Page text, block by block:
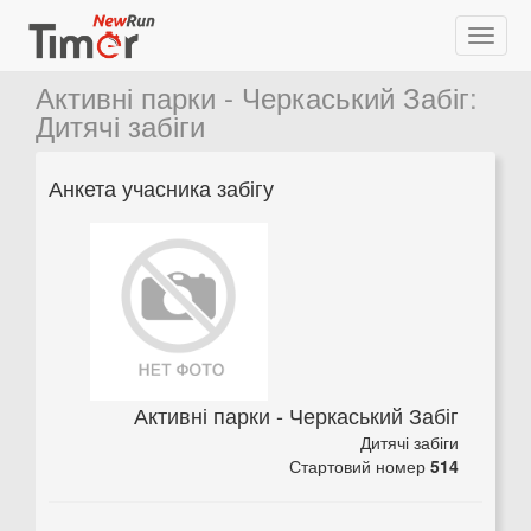
Активні парки - Черкаський Забіг:
Дитячі забіги
Анкета учасника забігу
Активні парки - Черкаський Забіг
Дитячі забіги
Стартовий номер 514